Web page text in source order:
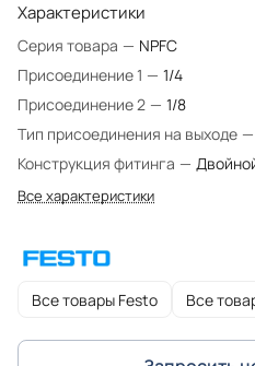
Характеристики
Серия товара — NPFC
Присоединение 1 — 1/4
Присоединение 2 — 1/8
Тип присоединения на выходе —
Конструкция фитинга —
Все характеристики
Все товары Festo Все